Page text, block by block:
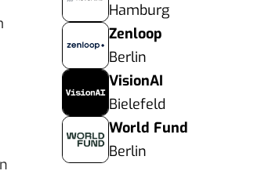
Hamburg
Zenloop
Berlin
VisionAI
Bielefeld
World Fund
Berlin